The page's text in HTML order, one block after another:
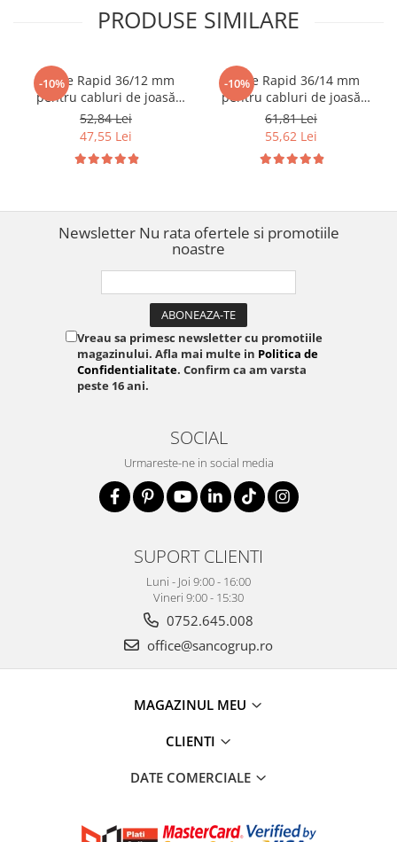
PRODUSE SIMILARE
-10%
Capse Rapid 36/12 mm
pentru cabluri de joasă
tensiune până la 50V,
galvanizate, semicirculare
divergente DP, compatibile
Rapid R36 și PRO R36E,
52,84 Lei
47,55 Lei
-10%
Capse Rapid 36/14 mm
pentru cabluri de joasă
tensiune până la 50V,
galvanizate, semicirculare
divergente DP, compatibile
Rapid R36 și PRO R36E,
61,81 Lei
55,62 Lei
Newsletter Nu rata ofertele si promotiile
noastre
Vreau sa primesc newsletter cu promotiile
magazinului. Afla mai multe in Politica de
Confidentialitate. Confirm ca am varsta
peste 16 ani.
SOCIAL
Urmareste-ne in social media
SUPORT CLIENTI
Luni - Joi 9:00 - 16:00
Vineri 9:00 - 15:30
0752.645.008
office@sancogrup.ro
MAGAZINUL MEU
CLIENTI
DATE COMERCIALE